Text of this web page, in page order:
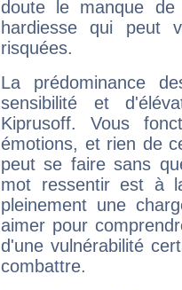
doute le manque
hardiesse qui peut
risquées.
La prédominance
sensibilité et
Kiprusoff. Vous
émotions, et rien de
peut se faire sans
mot ressentir est à
pleinement une
aimer pour
d'une vulnérabilité
combattre.